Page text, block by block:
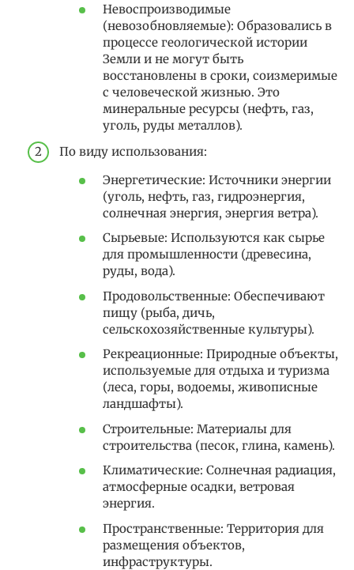
Невоспроизводимые
(невозобновляемые): Образовались в
процессе геологической истории
Земли и не могут быть
восстановлены в сроки, соизмеримые
с человеческой жизнью. Это
минеральные ресурсы (нефть, газ,
уголь, руды металлов).
По виду использования:
Энергетические: Источники энергии
(уголь, нефть, газ, гидроэнергия,
солнечная энергия, энергия ветра).
Сырьевые: Используются как сырье
для промышленности (древесина,
руды, вода).
Продовольственные: Обеспечивают
пищу (рыба, дичь,
сельскохозяйственные культуры).
Рекреационные: Природные объекты,
используемые для отдыха и туризма
(леса, горы, водоемы, живописные
ландшафты).
Строительные: Материалы для
строительства (песок, глина, камень).
Климатические: Солнечная радиация,
атмосферные осадки, ветровая
энергия.
Пространственные: Территория для
размещения объектов,
инфраструктуры.